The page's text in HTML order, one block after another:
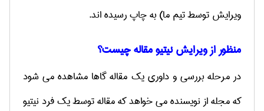
ویرایش توسط تیم ما)به چاپ رسیده اند.
منظور از ویرایش نیتیو مقاله چیست؟
در مرحله بررسی و داوری یک مقاله گاها مشاهده می شود
که مجله از نویسنده می خواهد که مقاله توسط یک فرد نیتیو